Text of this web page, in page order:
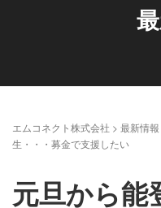
エムコネクト株式会社 > 最新情報
生・・・募金で支援したい
元旦から能